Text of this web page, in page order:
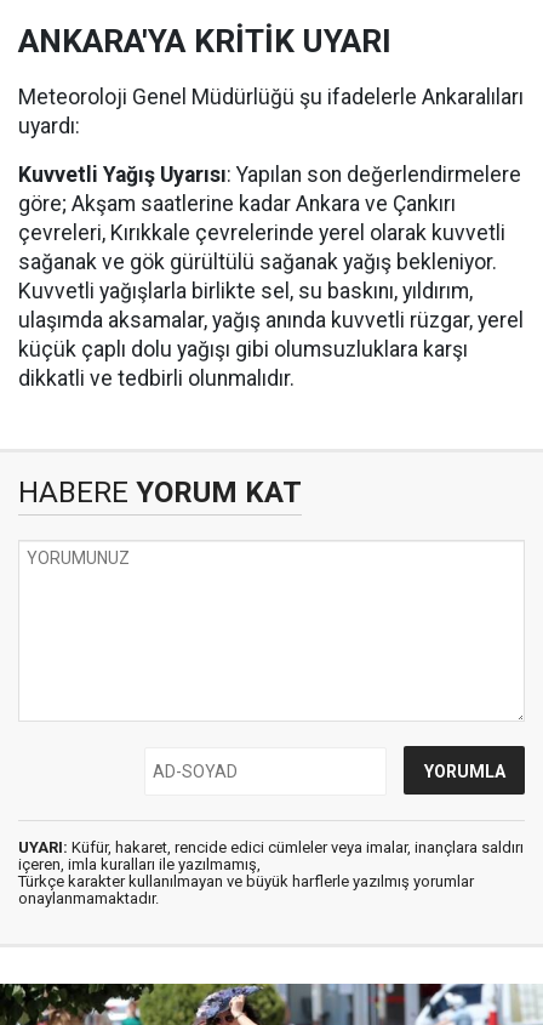
ANKARA'YA KRİTİK UYARI
Meteoroloji Genel Müdürlüğü şu ifadelerle Ankaralıları
uyardı:
Kuvvetli Yağış Uyarısı: Yapılan son değerlendirmelere
göre; Akşam saatlerine kadar Ankara ve Çankırı
çevreleri, Kırıkkale çevrelerinde yerel olarak kuvvetli
sağanak ve gök gürültülü sağanak yağış bekleniyor.
Kuvvetli yağışlarla birlikte sel, su baskını, yıldırım,
ulaşımda aksamalar, yağış anında kuvvetli rüzgar, yerel
küçük çaplı dolu yağışı gibi olumsuzluklara karşı
dikkatli ve tedbirli olunmalıdır.
HABERE YORUM KAT
UYARI: Küfür, hakaret, rencide edici cümleler veya imalar, inançlara saldırı
içeren, imla kuralları ile yazılmamış,
Türkçe karakter kullanılmayan ve büyük harflerle yazılmış yorumlar
onaylanmamaktadır.